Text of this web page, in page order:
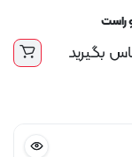
راست
بگیرید